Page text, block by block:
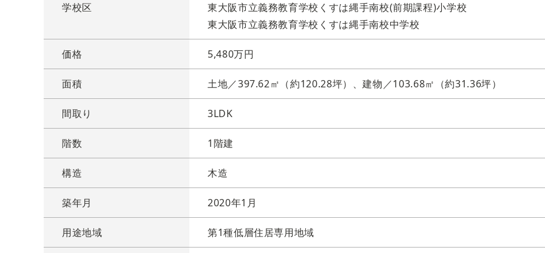
学校区
東大阪市立義務教育学校くすは縄手南校(前期課程)小学校
東大阪市立義務教育学校くすは縄手南校中学校
価格 5,480万円
面積 土地／397.62㎡（約120.28坪）、建物／103.68㎡（約31.36坪）
間取り 3LDK
階数 1階建
構造 木造
築年月 2020年1月
用途地域 第1種低層住居専用地域